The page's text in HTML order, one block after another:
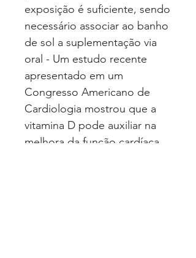
exposição é suficiente, sendo
necessário associar ao banho
de sol a suplementação via
oral - Um estudo recente
apresentado em um
Congresso Americano de
Cardiologia mostrou que a
vitamina D pode auxiliar na
melhora da função cardíaca